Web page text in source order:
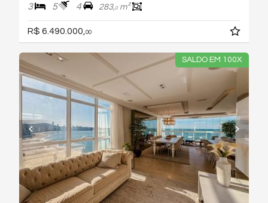
3 5 4 283,0m²
R$ 6.490.000, 00
SALDO EM 100X